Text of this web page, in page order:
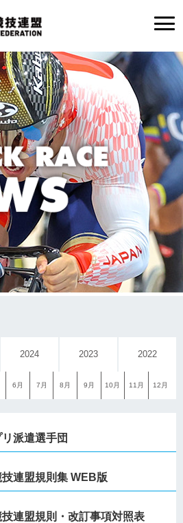
2024 2023 2022
6月 7月 8月 9月 10月 11月 12月
派遣選手団
連盟規則集 WEB版
連盟規則・改訂事項対照表